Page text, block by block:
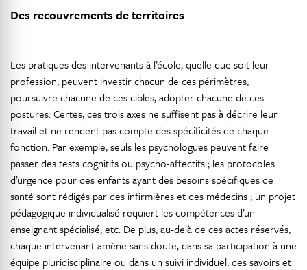
Des recouvrements de territoires
Les pratiques des intervenants à l’école, quelle que soit leur
profession, peuvent investir chacun de ces périmètres,
poursuivre chacune de ces cibles, adopter chacune de ces
postures. Certes, ces trois axes ne suffisent pas à décrire leur
travail et ne rendent pas compte des spécificités de chaque
fonction. Par exemple, seuls les psychologues peuvent faire
passer des tests cognitifs ou psycho-affectifs ; les protocoles
d’urgence pour des enfants ayant des besoins spécifiques de
santé sont rédigés par des infirmières et des médecins ; un projet
pédagogique individualisé requiert les compétences d’un
enseignant spécialisé, etc. De plus, au-delà de ces actes réservés,
chaque intervenant amène sans doute, dans sa participation à une
équipe pluridisciplinaire ou dans un suivi individuel, des savoirs et